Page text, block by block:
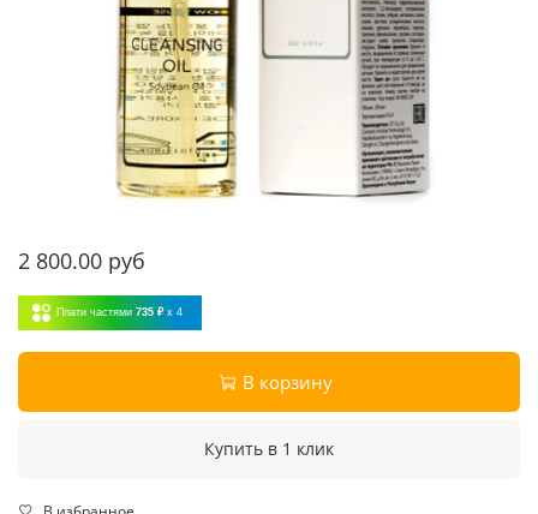
2 800.00 руб
Плати частями 735 ₽ x 4
В корзину
Купить в 1 клик